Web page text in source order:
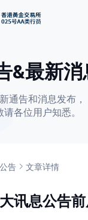
&最新消
通告和消息发布，
请各位用户知悉。
告 文章详情
讯息公告